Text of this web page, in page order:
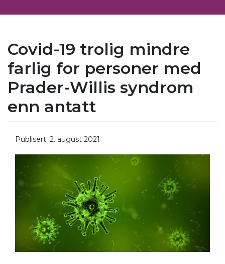
Covid-19 trolig mindre
farlig for personer med
Prader-Willis syndrom
enn antatt
Publisert: 2. august 2021